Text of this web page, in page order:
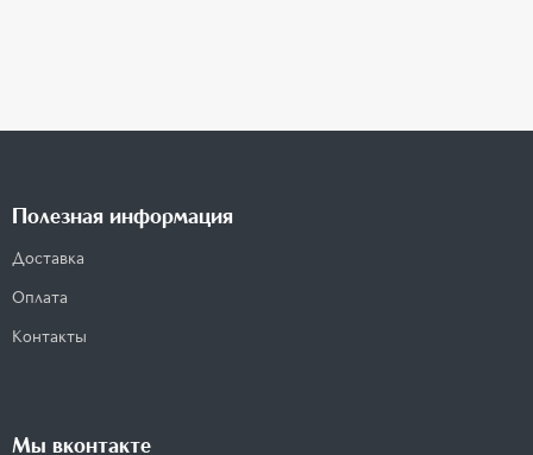
Полезная информация
Доставка
Оплата
Контакты
Мы вконтакте